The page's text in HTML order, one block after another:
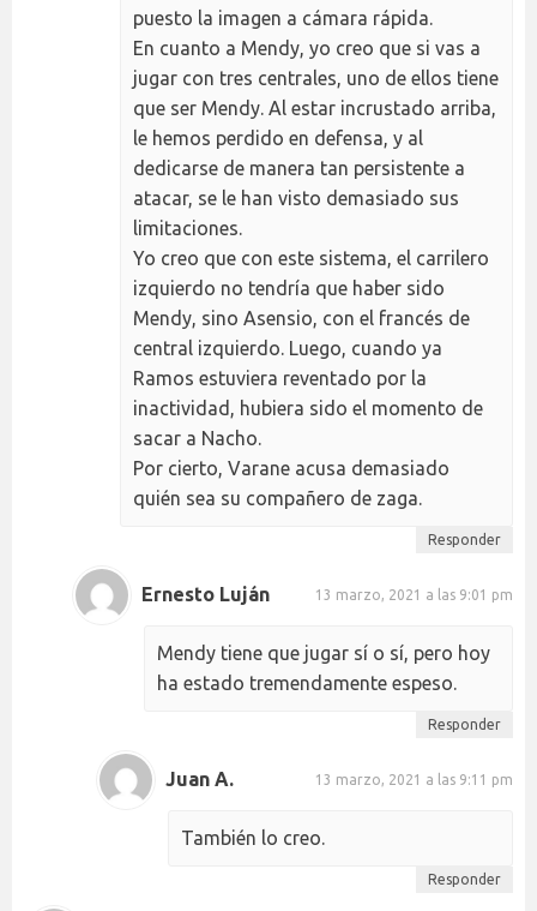
puesto la imagen a cámara rápida.
En cuanto a Mendy, yo creo que si vas a
jugar con tres centrales, uno de ellos tiene
que ser Mendy. Al estar incrustado arriba,
le hemos perdido en defensa, y al
dedicarse de manera tan persistente a
atacar, se le han visto demasiado sus
limitaciones.
Yo creo que con este sistema, el carrilero
izquierdo no tendría que haber sido
Mendy, sino Asensio, con el francés de
central izquierdo. Luego, cuando ya
Ramos estuviera reventado por la
inactividad, hubiera sido el momento de
sacar a Nacho.
Por cierto, Varane acusa demasiado
quién sea su compañero de zaga.
Responder
Ernesto Luján 13 marzo, 2021 a las 9:01 pm
Mendy tiene que jugar sí o sí, pero hoy
ha estado tremendamente espeso.
Responder
Juan A. 13 marzo, 2021 a las 9:11 pm
También lo creo.
Responder